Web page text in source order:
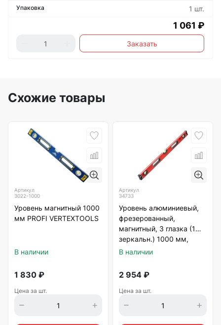
1 шт.
1 061 ₽
Заказать
Схожие товары
Артикул
3022-1000
Уровень магнитный 1000
мм PROFI VERTEXTOOLS
В наличии
1 830 ₽
Цена за шт.
Артикул
34733
Уровень алюминиевый,
фрезерованный,
магнитный, 3 глазка (1
зеркальн.) 1000 мм,
Matrix
В наличии
2 954 ₽
Цена за шт.